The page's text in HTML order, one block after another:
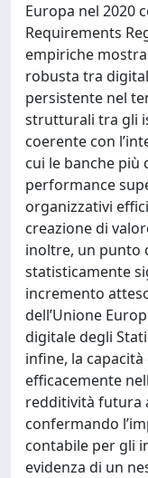
Europa nel 2020
Requirements
empiriche
robusta tra
persistente nel
strutturali tra gli
coerente con
cui le banche
performance
organizzativi
creazione di
inoltre, un punto
statisticamente
incremento
dell’Unione
digitale degli
infine, la
efficacemente
redditività futura
confermando
contabile per gli
evidenza di un